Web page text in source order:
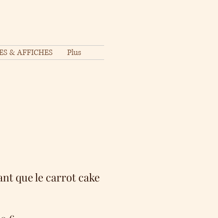
& AFFICHES Plus
que le carrot cake